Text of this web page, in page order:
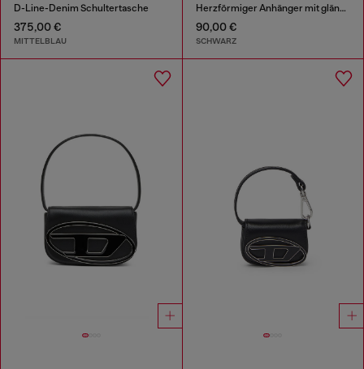
D-Line-Denim Schultertasche
375,00 €
MITTELBLAU
Herzförmiger Anhänger mit glänzendem Finish
90,00 €
SCHWARZ